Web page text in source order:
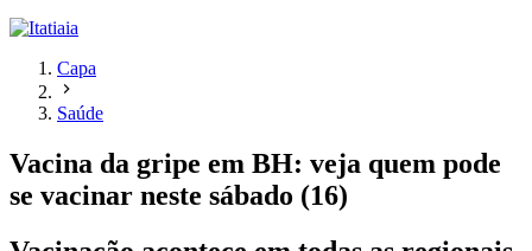
Capa
Saúde
Vacina da gripe em BH: veja quem pode
se vacinar neste sábado (16)